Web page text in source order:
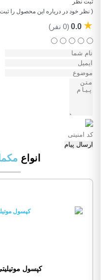
ثبت نظر
( نظر خود در درباره این محصول را ثبت
★
0.0 (0 نفر)
ارسال پیام
انواع
کپسول